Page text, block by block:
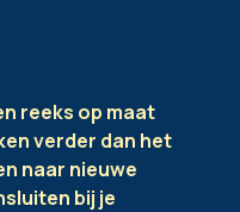
reeks op maat
verder dan het
naar nieuwe
bij je